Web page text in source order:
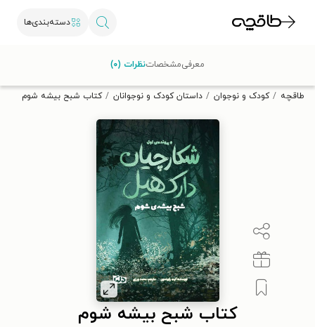
دسته‌بندی‌ها
تخفیف از طاقچه دریافت کن.
طاقچه کودک و نوجوان داستان کودک و نوجوانان کتاب شبح بیشه شوم
کتاب شبح بیشه شوم
معرفیمشخصاتنظرات (۰)